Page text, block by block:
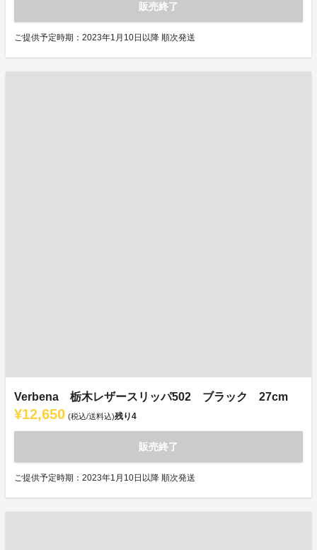
販売終了
ご提供予定時期：2023年1月10日以降 順次発送
Verbena 栃木レザースリッパ502 ブラック 27cm
¥12,650 (税込/送料込)残り4
販売終了
ご提供予定時期：2023年1月10日以降 順次発送